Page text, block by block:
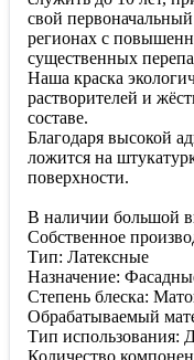
свой
регионах с
существенных
Наша краска
растворителей и
составе.
Благодаря высокой
ложится на
поверхности.
В наличии большой
Собственное
Тип: Латексные
Назначение:
Степень блеска:
Обрабатываемый
Тип использования:
Количество